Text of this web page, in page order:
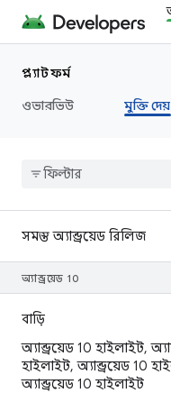
প্ল্যাটফর্ম
ওভারভিউ
মুক্তি দেয়
সমস্ত অ্যান্ড্রয়েড রিলিজ
অ্যান্ড্রয়েড 10
বাড়ি
অ্যান্ড্রয়েড 10 হাইলাইট,
হাইলাইট, অ্যান্ড্রয়েড 10
অ্যান্ড্রয়েড 10 হাইলাইট